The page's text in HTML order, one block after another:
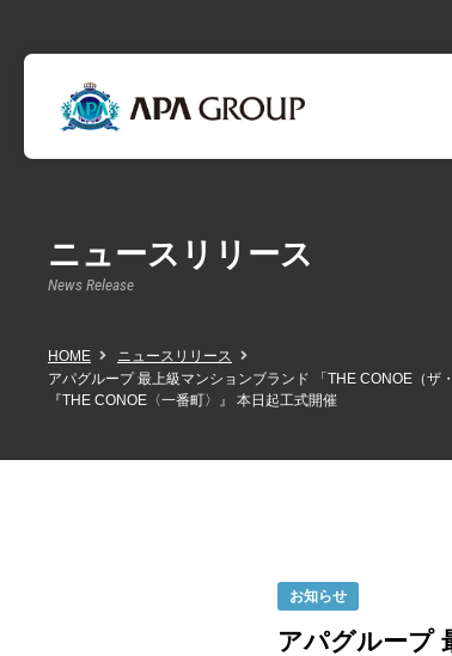
ニュースリリース
News Release
HOME
ニュースリリース
アパグループ 最上級マンションブランド 「THE CONOE（ザ
『THE CONOE〈一番町〉』 本日起工式開催
お知らせ
アパグループ